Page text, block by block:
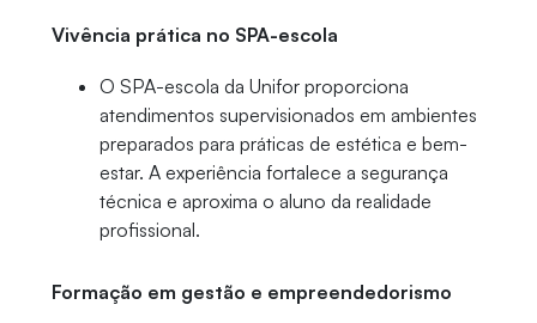
Vivência prática no SPA-escola
O SPA-escola da Unifor proporciona
atendimentos supervisionados em ambientes
preparados para práticas de estética e bem-
estar. A experiência fortalece a segurança
técnica e aproxima o aluno da realidade
profissional.
Formação em gestão e empreendedorismo